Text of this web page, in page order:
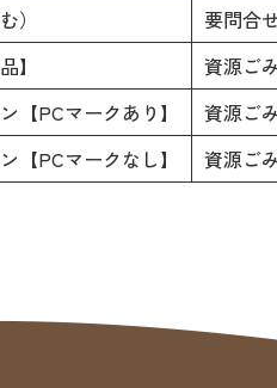
）
要問合
】
資源ご
【PCマークあり】
資源ご
【PCマークなし】
資源ご